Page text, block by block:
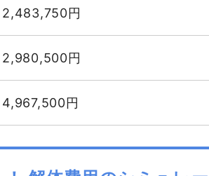
2,483,750円
2,980,500円
4,967,500円